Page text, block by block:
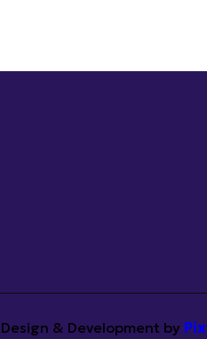
& Development by